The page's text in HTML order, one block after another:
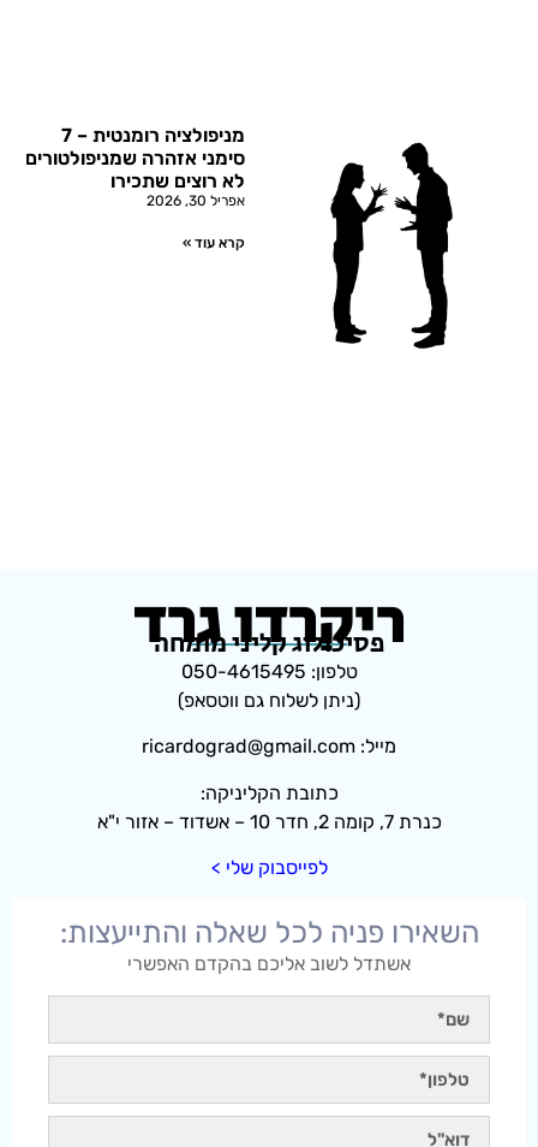
מניפולציה רומנטית – 7
סימני אזהרה שמניפולטורים
לא רוצים שתכירו
אפריל 30, 2026
קרא עוד »
ריקרדו גרד
פסיכולוג קליני מומחה
טלפון: 050-4615495
(ניתן לשלוח גם ווטסאפ)
מייל: ricardograd@gmail.com
כתובת הקליניקה:
כנרת 7, קומה 2, חדר 10 – אשדוד – אזור י"א
לפייסבוק שלי >
השאירו פניה לכל שאלה והתייעצות:
אשתדל לשוב אליכם בהקדם האפשרי